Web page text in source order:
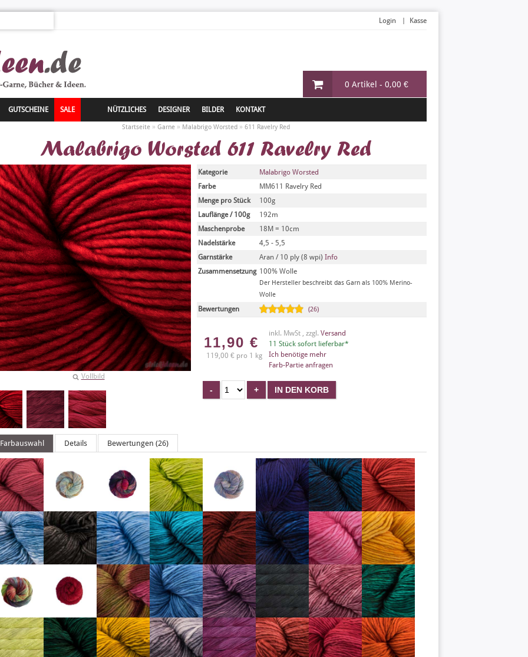
0 Artikel - 0,00 €
Login Kasse
GUTSCHEINE SALE NÜTZLICHES DESIGNER BILDER KONTAKT
Startseite» Garne» Malabrigo Worsted» 611 Ravelry Red
Malabrigo Worsted 611 Ravelry Red
Vollbild
Kategorie
Malabrigo Worsted
Farbe
MM611 Ravelry Red
Menge pro Stück
100g
Lauflänge / 100g
192m
Maschenprobe
18M = 10cm
Nadelstärke
4,5 - 5,5
Garnstärke
Aran / 10 ply (8 wpi) Info
Zusammensetzung 100% Wolle
Der Hersteller beschreibt das Garn als 100% Merino-
Wolle
Bewertungen (26)
11,90 €
119,00 € pro 1 kg
inkl. MwSt , zzgl. Versand
11 Stück sofort lieferbar*
Ich benötige mehr
Farb-Partie anfragen
Farbauswahl Details Bewertungen (26)